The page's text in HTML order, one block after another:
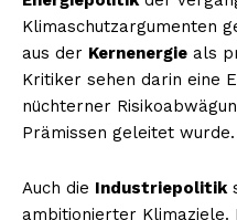
Klimaschutzargumenten
aus der Kernenergie als
Kritiker sehen darin eine
nüchterner
Prämissen geleitet wurde.
Auch die Industriepolitik
ambitionierter Klimaziele.